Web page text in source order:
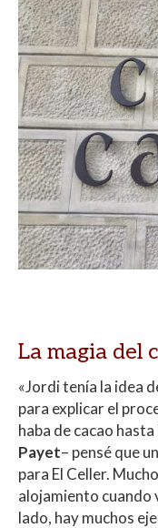
La magia del
«Jordi tenía la idea
para explicar el
haba de cacao
Payet– pensé que
para El Celler.
alojamiento
lado, hay muchos